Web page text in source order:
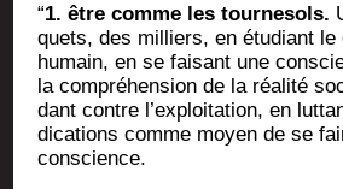
“1. être comme les tour­ne­sols.
quets, des mil­liers, en étu­diant le
humain, en se fai­sant une
la com­pré­hen­sion de la réa­li­té
dant contre l’ex­ploi­ta­tion, en
di­ca­tions comme moyen de se
conscience.